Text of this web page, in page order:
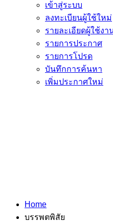
เข้าสู่ระบบ
ลงทะเบียนผู้ใช้ใหม่
รายละเอียดผู้ใช้งา
รายการประกาศ
รายการโปรด
บันทึกการค้นหา
เพิ่มประกาศใหม่
Home
บรรพตพิสัย